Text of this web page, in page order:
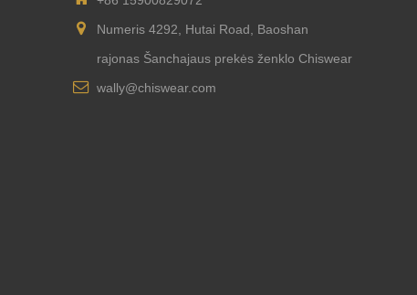
Numeris 4292, Hutai Road, Baoshan
rajonas Šanchajaus prekės ženklo Chiswear
wally@chiswear.com